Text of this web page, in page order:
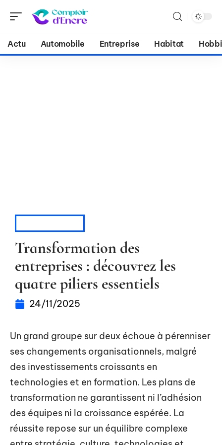
Actu Automobile Entreprise Habitat
Transformation des
entreprises : découvrez les
quatre piliers essentiels
24/11/2025
Un grand groupe sur deux échoue à pérenniser
ses changements organisationnels, malgré
des investissements croissants en
technologies et en formation. Les plans de
transformation ne garantissent ni l’adhésion
des équipes ni la croissance espérée. La
réussite repose sur un équilibre complexe